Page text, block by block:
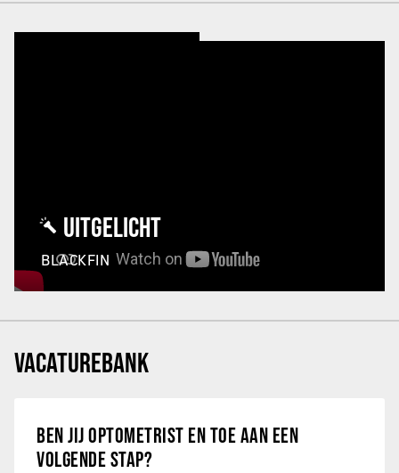
UITGELICHT
BLACKFIN
VACATUREBANK
BEN JIJ OPTOMETRIST EN TOE AAN EEN
VOLGENDE STAP?